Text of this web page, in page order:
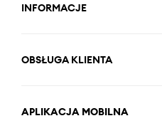
INFORMACJE
OBSŁUGA KLIENTA
APLIKACJA MOBILNA